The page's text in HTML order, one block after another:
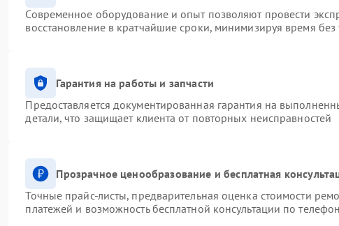
Современное оборудование и опыт позволяют провести
восстановление в кратчайшие сроки, минимизируя время без
Гарантия на работы и запчасти
Предоставляется документированная гарантия на
детали, что защищает клиента от повторных неисправностей
Прозрачное ценообразование и бесплатная
Точные прайс-листы, предварительная оценка стоимости
платежей и возможность бесплатной консультации по